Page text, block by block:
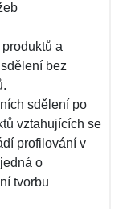
a
bez
sdělení po
vztahujících se
profilování v
o
tvorbu